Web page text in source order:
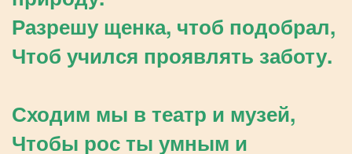
Разрешу щенка, чтоб подобрал,
Чтоб учился проявлять заботу.
Сходим мы в театр и музей,
Чтобы рос ты умным и